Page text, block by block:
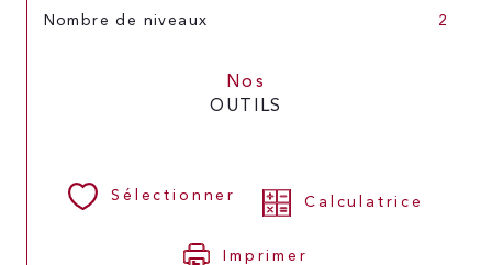
Nombre de niveaux 2
Nos
OUTILS
Sélectionner Calculatrice
Imprimer